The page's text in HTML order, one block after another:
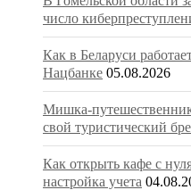
число
Как в Беларуси
Нацбанке 05.08.2026
Мишка-
свой туристический
Как открыть кафе с
настройка учета